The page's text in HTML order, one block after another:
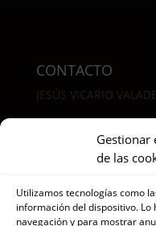
Gestionar
de las
Utilizamos tecnologías como
información del dispositivo.
navegación y para mostrar
CONTACTO
JESÚS VICARIO
COCHES
PEUGEOT 307
SEAT LEON